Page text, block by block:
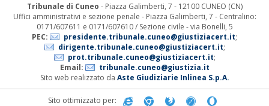
Tribunale di Cuneo - Piazza Galimberti, 7 - 12100 CUNEO (CN)
Uffici amministrativi e sezione penale - Piazza Galimberti, 7 - Centralino:
0171/607611 e 0171/607610 / Sezione civile - via Bonelli, 5
PEC:
presidente.tribunale.cuneo@giustiziacert.it;
dirigente.tribunale.cuneo@giustiziacert.it;
prot.tribunale.cuneo@giustiziacert.it;
Email:
tribunale.cuneo@giustizia.it
Sito web realizzato da Aste Giudiziarie Inlinea S.p.A.
Sito ottimizzato per: